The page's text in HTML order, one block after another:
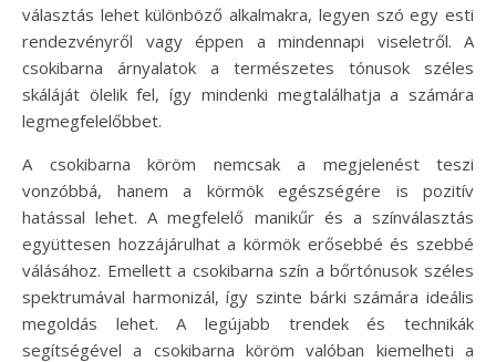
választás lehet különböző alkalmakra, legyen szó egy esti
rendezvényről vagy éppen a mindennapi viseletről. A
csokibarna árnyalatok a természetes tónusok széles
skáláját ölelik fel, így mindenki megtalálhatja a számára
legmegfelelőbbet.
A csokibarna köröm nemcsak a megjelenést teszi
vonzóbbá, hanem a körmök egészségére is pozitív
hatással lehet. A megfelelő manikűr és a színválasztás
együttesen hozzájárulhat a körmök erősebbé és szebbé
válásához. Emellett a csokibarna szín a bőrtónusok széles
spektrumával harmonizál, így szinte bárki számára ideális
megoldás lehet. A legújabb trendek és technikák
segítségével a csokibarna köröm valóban kiemelheti a